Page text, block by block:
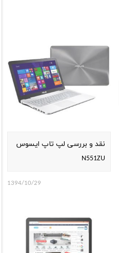
نقد و بررسی لپ تاپ ایسوس
N551ZU
1394/10/29